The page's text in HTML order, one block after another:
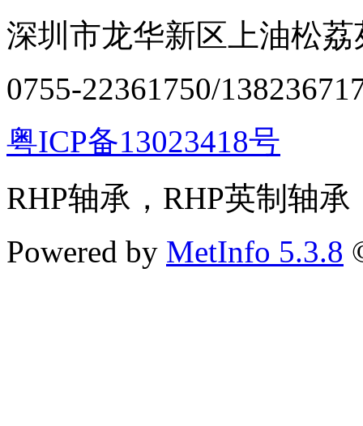
深圳市龙华新区上油松
0755-22361750/
粤ICP备13023418号
RHP轴承，RHP英制轴
Powered by MetInfo 5.3.8